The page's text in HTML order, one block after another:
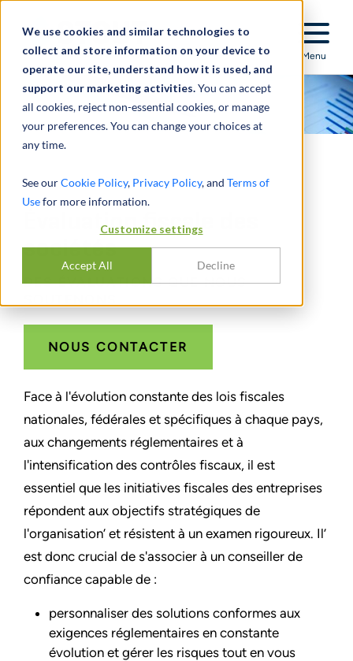
We use cookies and similar technologies to
collect and store information on your device to
operate our site, understand how it is used, and
support our marketing activities.You can accept
all cookies, reject non-essential cookies, or manage
your preferences. You can change your choices at
any time.
See ourCookie Policy, Privacy Policy, and Terms of
Usefor more information.
Customize settings
Accept All Decline
Menu
Évaluation fiscale des
sociétés
DES ÉVALUATIONS QUE NOUS
NOUS CONTACTER
Face à l'évolution constante des lois fiscales
nationales, fédérales et spécifiques à chaque pays,
aux changements réglementaires et à
l'intensification des contrôles fiscaux, il est
essentiel que les initiatives fiscales des entreprises
répondent aux objectifs stratégiques de
l'organisation’ et résistent à un examen rigoureux. Il’
est donc crucial de s'associer à un conseiller de
confiance capable de :
personnaliser des solutions conformes aux
exigences réglementaires en constante
évolution et gérer les risques tout en vous